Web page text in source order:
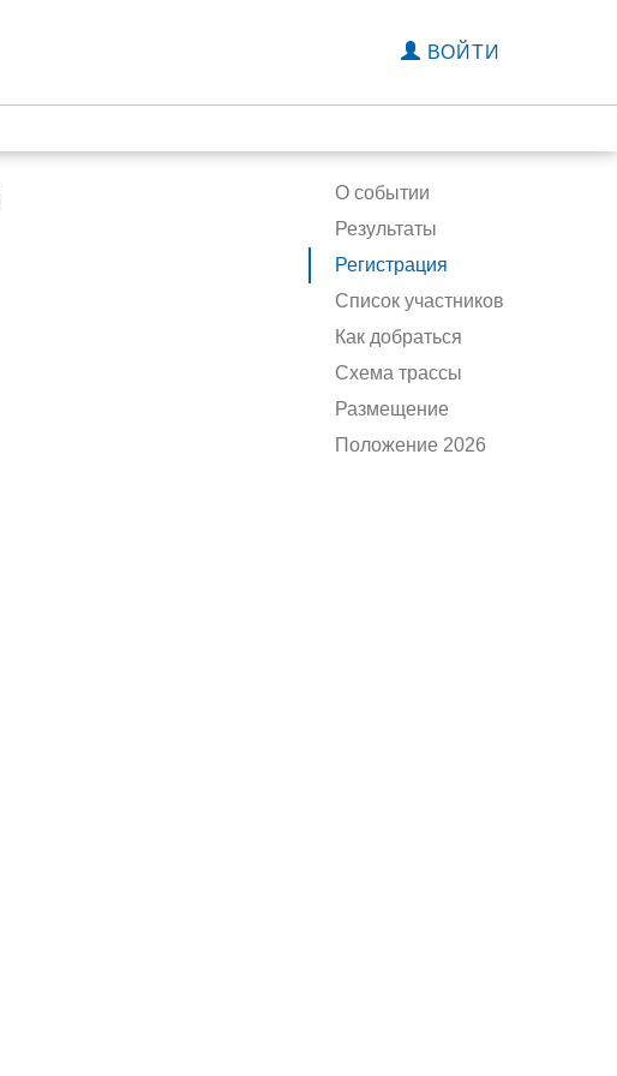
ВОЙТИ
О событии
Результаты
Регистрация
Список участников
Как добраться
Схема трассы
Размещение
Положение 2026